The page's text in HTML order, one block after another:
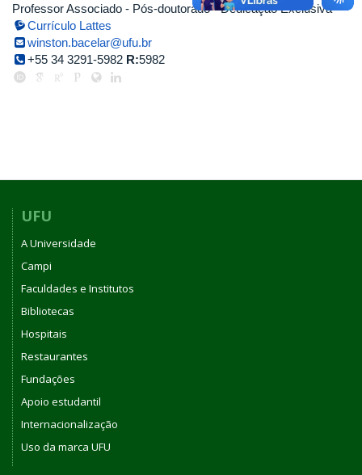
Professor Associado - Pós-doutorado- Dedicação Exclusiva
Currículo Lattes
winston.bacelar@ufu.br
+55 34 3291-5982 R:5982
UFU
A Universidade
Campi
Faculdades e Institutos
Bibliotecas
Hospitais
Restaurantes
Fundações
Apoio estudantil
Internacionalização
Uso da marca UFU